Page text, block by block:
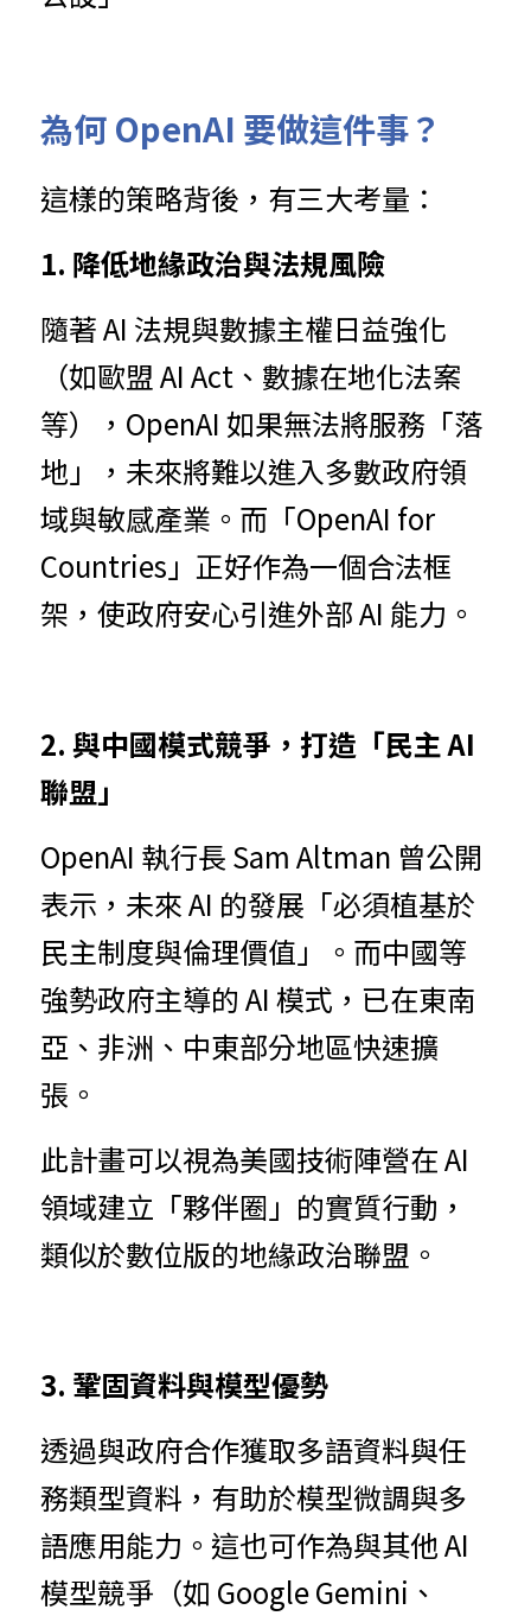
為何 OpenAI 要做這件事？
這樣的策略背後，有三大考量：
1. 降低地緣政治與法規風險
隨著AI 法規與數據主權日益強化
（如歐盟 AI Act、數據在地化法案
等），OpenAI 如果無法將服務「落
地」，未來將難以進入多數政府領
域與敏感產業。而「OpenAI for
Countries」正好作為一個合法框
架，使政府安心引進外部 AI 能力。
2. 與中國模式競爭，打造「民主 AI
聯盟」
OpenAI 執行長 Sam Altman 曾公開
表示，未來 AI 的發展「必須植基於
民主制度與倫理價值」。而中國等
強勢政府主導的 AI 模式，已在東南
亞、非洲、中東部分地區快速擴
張。
此計畫可以視為美國技術陣營在 AI
領域建立「夥伴圈」的實質行動，
類似於數位版的地緣政治聯盟。
3. 鞏固資料與模型優勢
透過與政府合作獲取多語資料與任
務類型資料，有助於模型微調與多
語應用能力。這也可作為與其他 AI
模型競爭（如 Google Gemini、